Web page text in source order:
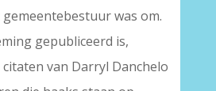
was om.
gepubliceerd is,
van Darryl Danchelo